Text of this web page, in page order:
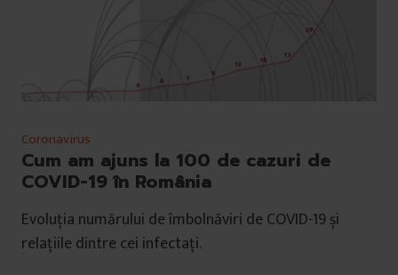
Coronavirus
Cum am ajuns la 100 de cazuri de
COVID-19 în România
Evoluția numărului de îmbolnăviri de COVID-19 și
relațiile dintre cei infectați.